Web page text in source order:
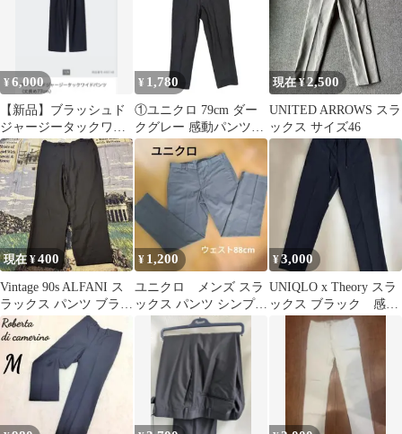
¥6,000
【新品】ブラッシュド
ジャージータックワイ
ドパンツ（丈長め77cm
)Mサイズ
¥ 1,780
①ユニクロ 79cm ダー
クグレー 感動パンツ
UNIQLO
現在 ¥2,500
UNITED ARROWS スラ
ックス サイズ46
現在 ¥400
Vintage 90s ALFANI ス
ラックス パンツ ブラッ
ク ワイド
¥ 1,200
ユニクロ メンズ スラ
ックス パンツ シンプ
ル ウェスト88cm
¥3,000
UNIQLO x Theory スラ
ックス ブラック 感動
イージーパンツ